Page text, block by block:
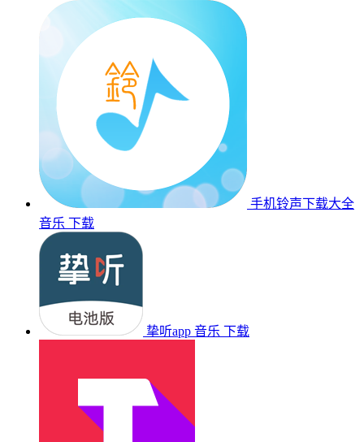
手机铃声下载大全
音乐 下载
挚听app 音乐 下载